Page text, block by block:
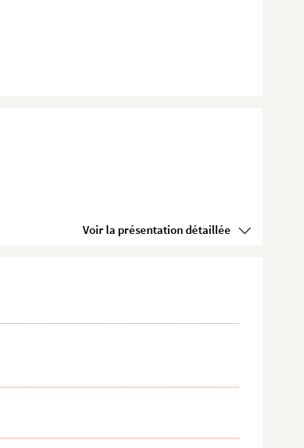
Voir la présentation détaillée